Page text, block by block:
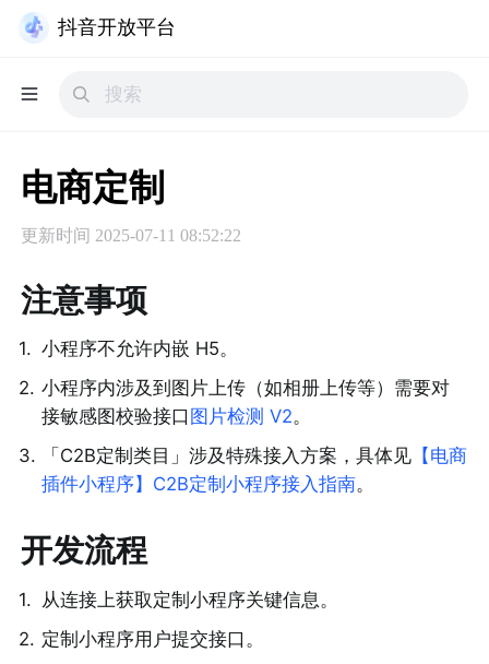
抖音开放平台
电商定制
更新时间 2025-07-11 08:52:22
注意事项
1. 小程序不允许内嵌 H5。
2. 小程序内涉及到图片上传（如相册上传等）需要对
接敏感图校验接口 图片检测 V2。
3. 「C2B定制类目」涉及特殊接入方案，具体见 【电商
插件小程序】C2B定制小程序接入指南。
开发流程
1. 从连接上获取定制小程序关键信息。
2. 定制小程序用户提交接口。